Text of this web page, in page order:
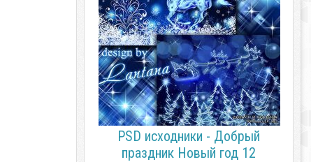
PSD исходники - Добрый
праздник Новый год 12